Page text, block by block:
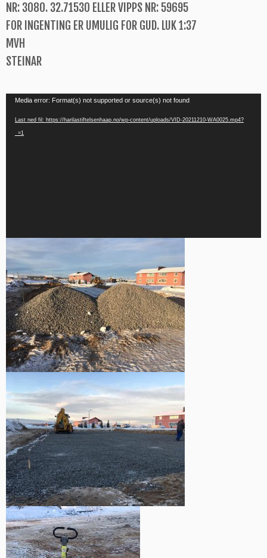
NR: 3080. 32.71530 ELLER VIPPS NR: 59695
FOR INGENTING ER UMULIG FOR GUD. LUK 1:37
MVH
STEINAR
Videoavspiller
Media error: Format(s) not supported or source(s) not found
Last ned fil: https://harilastiftelsenhaap.no/wp-content/uploads/VID-20211210-WA0025.mp4?
_=1